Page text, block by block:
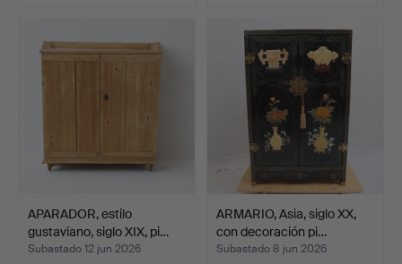
APARADOR, estilo
gustaviano, siglo XIX, pi…
Subastado 12 jun 2026
ARMARIO, Asia, siglo XX,
con decoración pi…
Subastado 8 jun 2026